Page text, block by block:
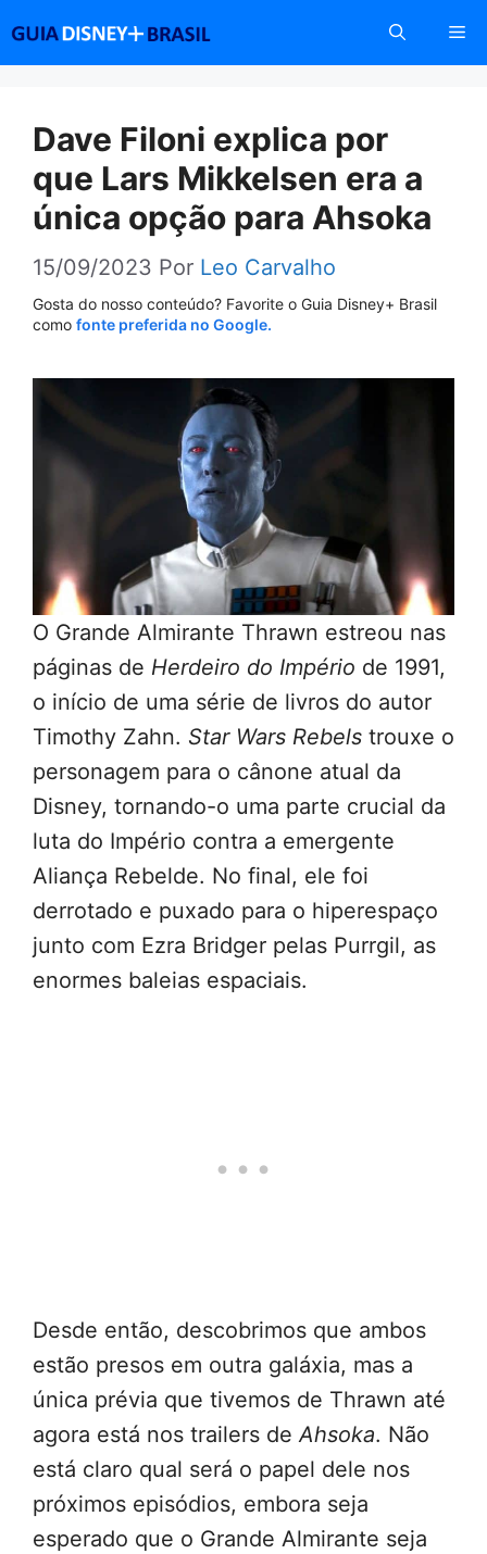
conteúdo
Dave Filoni explica por
que Lars Mikkelsen era a
única opção para Ahsoka
15/09/2023 Por Leo Carvalho
Gosta do nosso conteúdo? Favorite o Guia Disney+ Brasil
como fonte preferida no Google.
O Grande Almirante Thrawn estreou nas
páginas de Herdeiro do Império de 1991,
o início de uma série de livros do autor
Timothy Zahn. Star Wars Rebels trouxe o
personagem para o cânone atual da
Disney, tornando-o uma parte crucial da
luta do Império contra a emergente
Aliança Rebelde. No final, ele foi
derrotado e puxado para o hiperespaço
junto com Ezra Bridger pelas Purrgil, as
enormes baleias espaciais.
Desde então, descobrimos que ambos
estão presos em outra galáxia, mas a
única prévia que tivemos de Thrawn até
agora está nos trailers deAhsoka. Não
está claro qual será o papel dele nos
próximos episódios, embora seja
esperado que o Grande Almirante seja